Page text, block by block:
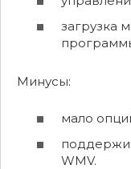
загрузка
Минусы:
мало
WMV.